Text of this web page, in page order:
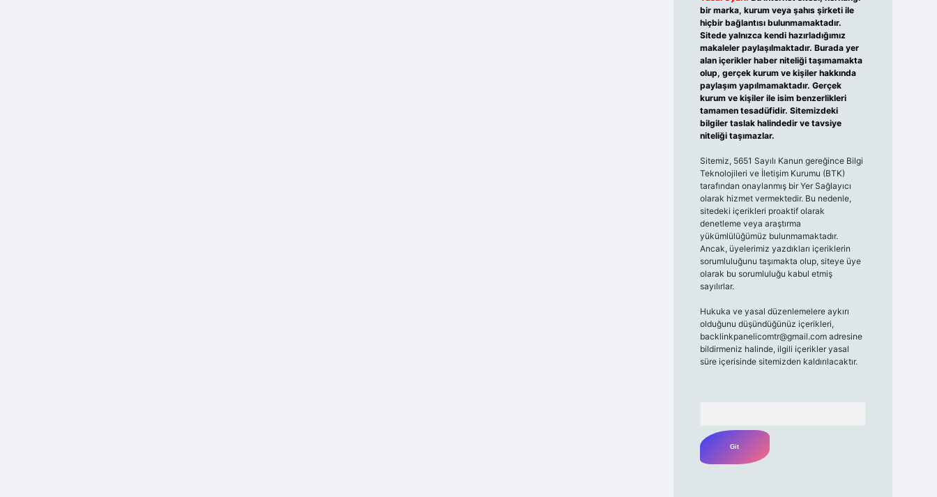
bir marka, kurum veya şahıs şirketi ile
hiçbir bağlantısı bulunmamaktadır.
Sitede yalnızca kendi hazırladığımız
makaleler paylaşılmaktadır. Burada yer
alan içerikler haber niteliği taşımamakta
olup, gerçek kurum ve kişiler hakkında
paylaşım yapılmamaktadır. Gerçek
kurum ve kişiler ile isim benzerlikleri
tamamen tesadüfidir. Sitemizdeki
bilgiler taslak halindedir ve tavsiye
niteliği taşımazlar.
Sitemiz, 5651 Sayılı Kanun gereğince Bilgi
Teknolojileri ve İletişim Kurumu (BTK)
tarafından onaylanmış bir Yer Sağlayıcı
olarak hizmet vermektedir. Bu nedenle,
sitedeki içerikleri proaktif olarak
denetleme veya araştırma
yükümlülüğümüz bulunmamaktadır.
Ancak, üyelerimiz yazdıkları içeriklerin
sorumluluğunu taşımakta olup, siteye üye
olarak bu sorumluluğu kabul etmiş
sayılırlar.
Hukuka ve yasal düzenlemelere aykırı
olduğunu düşündüğünüz içerikleri,
backlinkpanelicomtr@gmail.comadresine
bildirmeniz halinde, ilgili içerikler yasal
süre içerisinde sitemizden kaldırılacaktır.